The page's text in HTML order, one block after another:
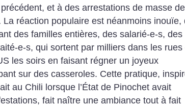
et à des arrestations de masse
La réaction populaire est néanmoins inouïe,
des familles entières, des salarié-e-s, des
e-s, qui sortent par milliers dans les rues
les soirs en faisant régner un joyeux
sur des casseroles. Cette pratique,
au Chili lorsque l’État de Pinochet avait
fait naître une ambiance tout à fait